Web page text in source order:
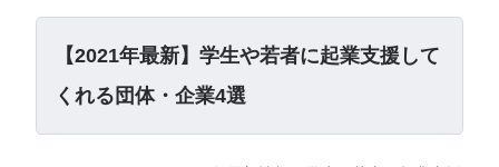
【2021年最新】学生や若者に起業支援して
くれる団体・企業4選